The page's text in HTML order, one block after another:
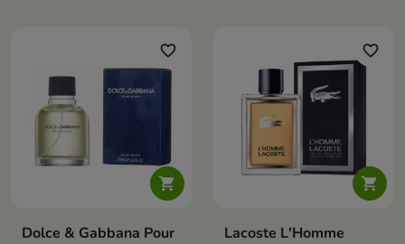

favorite_border
Dolce & Gabbana Pour

favorite_border
Lacoste L'Homme